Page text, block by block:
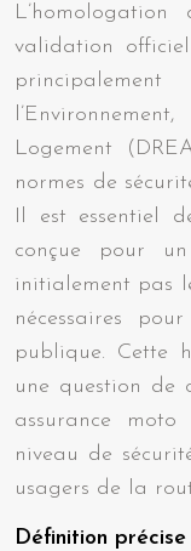
validation
Logement
normes de
Il est essentiel
conçue pour
initialement pas
nécessaires
publique. Cette
une question de
assurance
niveau de
usagers de la
Définition précise